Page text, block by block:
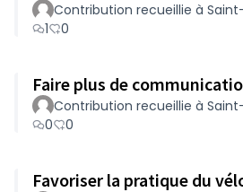
Contribution recueillie à
1
0
Faire plus de
Contribution recueillie à
0
0
Favoriser la pratique du